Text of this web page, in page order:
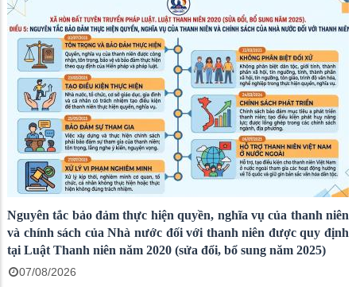
Nguyên tắc bảo đảm thực hiện quyền, nghĩa vụ của thanh niên
và chính sách của Nhà nước đối với thanh niên được quy định
tại Luật Thanh niên năm 2020 (sửa đổi, bổ sung năm 2025)
07/08/2026